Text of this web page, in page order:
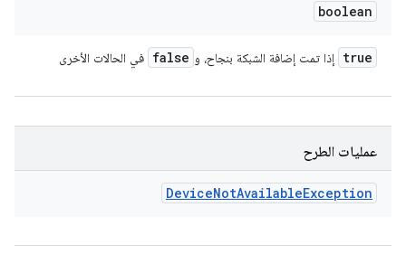
boolean
true إذا تمت إضافة الشبكة بنجاح، و false في الحالات الأخرى
عمليات الطرح
DeviceNotAvailableException